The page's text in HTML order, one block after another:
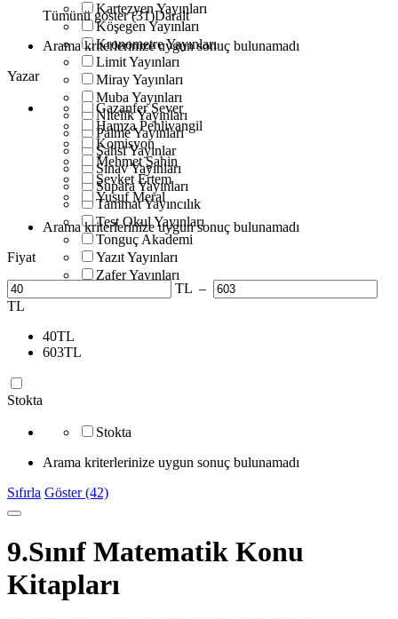
Kartezyen Yayınları
Köşegen Yayınları
Kronometre Yayınları
Limit Yayınları
Miray Yayınları
Muba Yayınları
Nitelik Yayınları
Palme Yayınları
Şahsi Yayınlar
Sınav Yayınları
Supara Yayınları
Tammat Yayıncılık
Test Okul Yayınları
Tonguç Akademi
Yazıt Yayınları
Zafer Yayınları
Tümünü göster (31)Daralt
Arama kriterlerinize uygun sonuç bulunamadı
Yazar
Gazanfer Sever
Hamza Pehlivangil
Komisyon
Mehmet Şahin
Şevket Ertem
Yusuf Meral
Arama kriterlerinize uygun sonuç bulunamadı
Fiyat
TL –
TL
40TL
603TL
Stokta
Stokta
Arama kriterlerinize uygun sonuç bulunamadı
Sıfırla Göster (42)
9.Sınıf Matematik Konu
Kitapları